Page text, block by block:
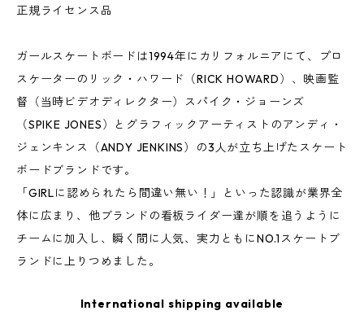
正規ライセンス品
ガールスケートボードは1994年にカリフォルニアにて、プロ
スケーターのリック・ハワード（RICK HOWARD）、映画監
督（当時ビデオディレクター）スパイク・ジョーンズ
（SPIKE JONES）とグラフィックアーティストのアンディ・
ジェンキンス（ANDY JENKINS）の3人が立ち上げたスケート
ボードブランドです。
「GIRLに認められたら間違い無い！」といった認識が業界全
体に広まり、他ブランドの看板ライダー達が順を追うように
チームに加入し、瞬く間に人気、実力ともにNO.1スケートブ
ランドに上りつめました。
International shipping available